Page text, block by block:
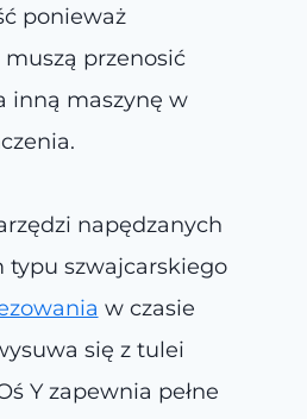
ponieważ
przenosić
inną maszynę w
napędzanych
szwajcarskiego
w czasie
się z tulei
Y zapewnia pełne